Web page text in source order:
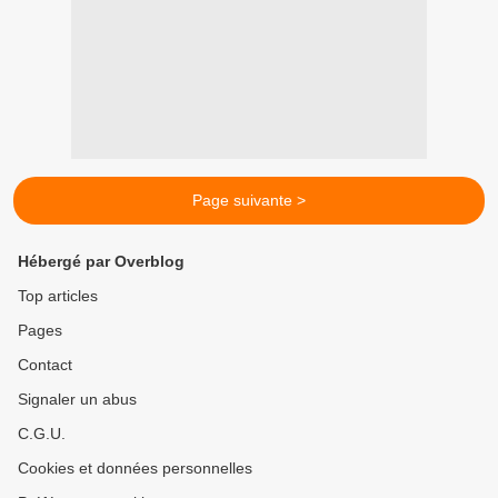
Page suivante >
Hébergé par Overblog
Top articles
Pages
Contact
Signaler un abus
C.G.U.
Cookies et données personnelles